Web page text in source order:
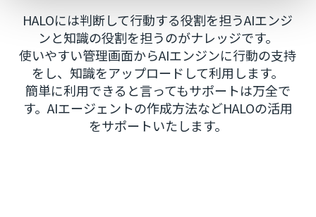
HALOには判断して行動する役割を担うAIエンジ
ンと知識の役割を担うのがナレッジです。
使いやすい管理画面からAIエンジンに行動の支持
をし、知識をアップロードして利用します。
簡単に利用できると言ってもサポートは万全で
す。AIエージェントの作成方法などHALOの活用
をサポートいたします。